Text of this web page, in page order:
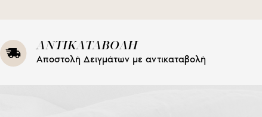
ΑΝΤΙΚΑΤΑΒΟΛΗ
Αποστολή Δειγμάτων με αντικαταβολή